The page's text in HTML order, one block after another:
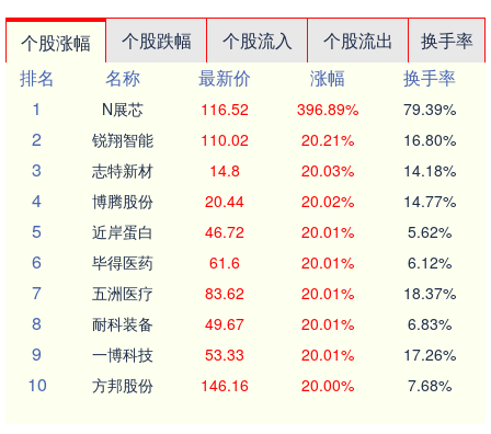
个股涨幅 个股跌幅 个股流入 个股流出
换手率
排名
名称 最新价 涨幅
换手率
1
N展芯 116.52 396.89% 79.39%
2 锐翔智能 110.02 20.21% 16.80%
3 志特新材 14.8 20.03% 14.18%
4 博腾股份 20.44 20.02% 14.77%
5 近岸蛋白 46.72 20.01% 5.62%
6 毕得医药 61.6 20.01% 6.12%
7 五洲医疗 83.62 20.01% 18.37%
8 耐科装备 49.67 20.01% 6.83%
9 一博科技 53.33 20.01% 17.26%
10 方邦股份 146.16 20.00% 7.68%